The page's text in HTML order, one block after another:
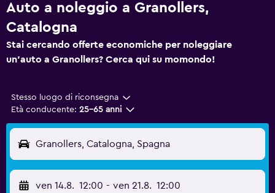
Auto a noleggio a Granollers,
Catalogna
Stai cercando offerte economiche per noleggiare
un'auto a Granollers? Cerca qui su momondo!
Stesso luogo di riconsegna
Età conducente: 25-65 anni
Granollers, Catalogna, Spagna
ven 14.8. 12:00 - ven 21.8. 12:00